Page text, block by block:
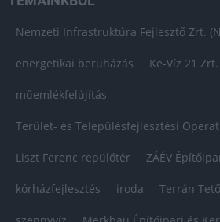
Nemzeti Infrastruktúra Fejlesztő Zrt.
energetikai beruházás Ke-Víz 21 Zrt.
műemlékfelújítás
Terület- és Településfejlesztési
Liszt Ferenc repülőtér ZÁÉV
kórházfejlesztés iroda Terrán